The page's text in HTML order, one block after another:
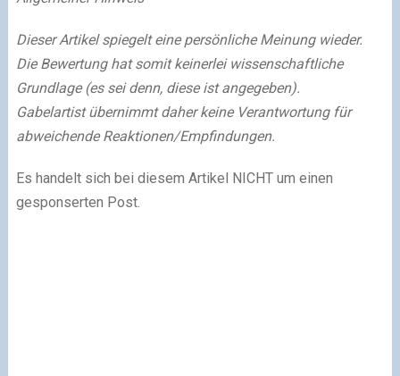
Dieser Artikel spiegelt eine persönliche Meinung wieder.
Die Bewertung hat somit keinerlei wissenschaftliche
Grundlage (es sei denn, diese ist angegeben).
Gabelartist übernimmt daher keine Verantwortung für
abweichende Reaktionen/Empfindungen.
Es handelt sich bei diesem Artikel NICHT um einen
gesponserten Post.